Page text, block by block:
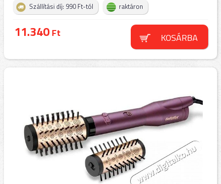
Szállítási díj: 990 Ft-tól raktáron
11.340Ft KOSÁRBA